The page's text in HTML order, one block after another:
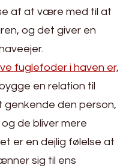
af at være med til at
og det giver en
fuglefoder i haven er,
en relation til
den person,
de bliver mere
er en dejlig følelse at
sig til ens